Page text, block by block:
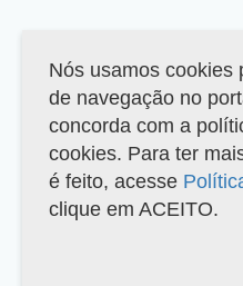
Nós usamos cookies
de navegação no
concorda com a
cookies. Para ter
é feito, acesse
clique em ACEITO.